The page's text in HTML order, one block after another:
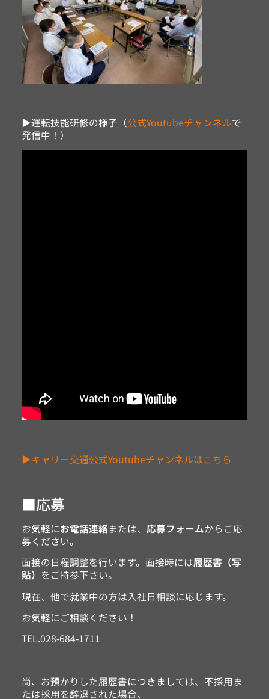
▶運転技能研修の様子（公式Youtubeチャンネルで
発信中！）
▶キャリー交通公式Youtubeチャンネルはこちら
■応募
お気軽にお電話連絡または、 応募フォームからご応
募ください。
面接の日程調整を行います。面接時には履歴書（写
貼） をご持参下さい。
現在、他で就業中の方は入社日相談に応じます。
お気軽にご相談ください！
TEL.028-684-1711
尚、お預かりした履歴書につきましては、不採用ま
たは採用を辞退された場合、